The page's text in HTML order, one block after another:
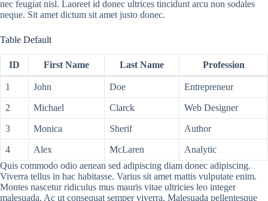
nec feugiat nisl. Laoreet id donec ultrices tincidunt arcu non sodales
neque. Sit amet dictum sit amet justo donec.
Table Default
ID First Name Last Name Profession
1 John Doe Entrepreneur
2 Michael Clarck Web Designer
3 Monica Sherif Author
4 Alex McLaren
Analytic
Quis commodo odio aenean sed adipiscing diam donec adipiscing.
Viverra tellus in hac habitasse. Varius sit amet mattis vulputate enim.
Montes nascetur ridiculus mus mauris vitae ultricies leo integer
malesuada. Ac ut consequat semper viverra. Malesuada pellentesque